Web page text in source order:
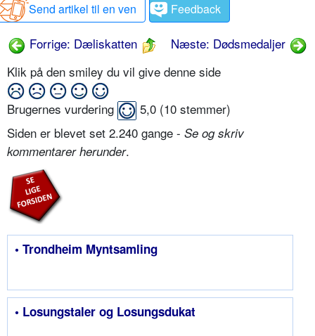
Send artikel til en ven
Feedback
Forrige: Dæliskatten
Næste: Dødsmedaljer
Klik på den smiley du vil give denne side
Brugernes vurdering 5,0 (10 stemmer)
Siden er blevet set 2.240 gange - Se og skriv
kommentarer herunder.
• Trondheim Myntsamling
• Losungstaler og Losungsdukat